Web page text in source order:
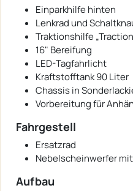
Einparkhilfe hinten
Lenkrad und
Traktionshilfe
16" Bereifung
LED-Tagfahrlicht
Kraftstofftank 90 Liter
Chassis in
Vorbereitung für
Fahrgestell
Ersatzrad
Nebelscheinwerfer
Aufbau